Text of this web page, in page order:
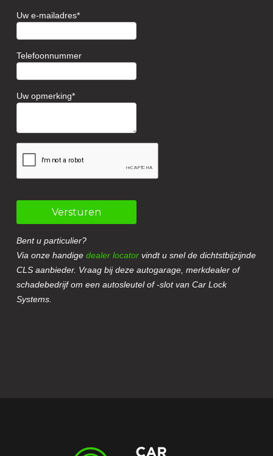
Uw e-mailadres
Telefoonnummer
Uw opmerking
Versturen
Bent u particulier?
Via onze handigedealer locator vindt u snel de dichtstbijzijnde
CLS aanbieder. Vraag bij deze autogarage, merkdealer of
schadebedrijf om een autosleutel of -slot van Car Lock
Systems.